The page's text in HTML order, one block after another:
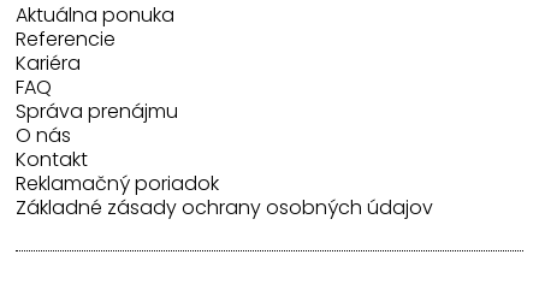
Aktuálna ponuka
Referencie
Kariéra
FAQ
Správa prenájmu
O nás
Kontakt
Reklamačný poriadok
Základné zásady ochrany osobných údajov